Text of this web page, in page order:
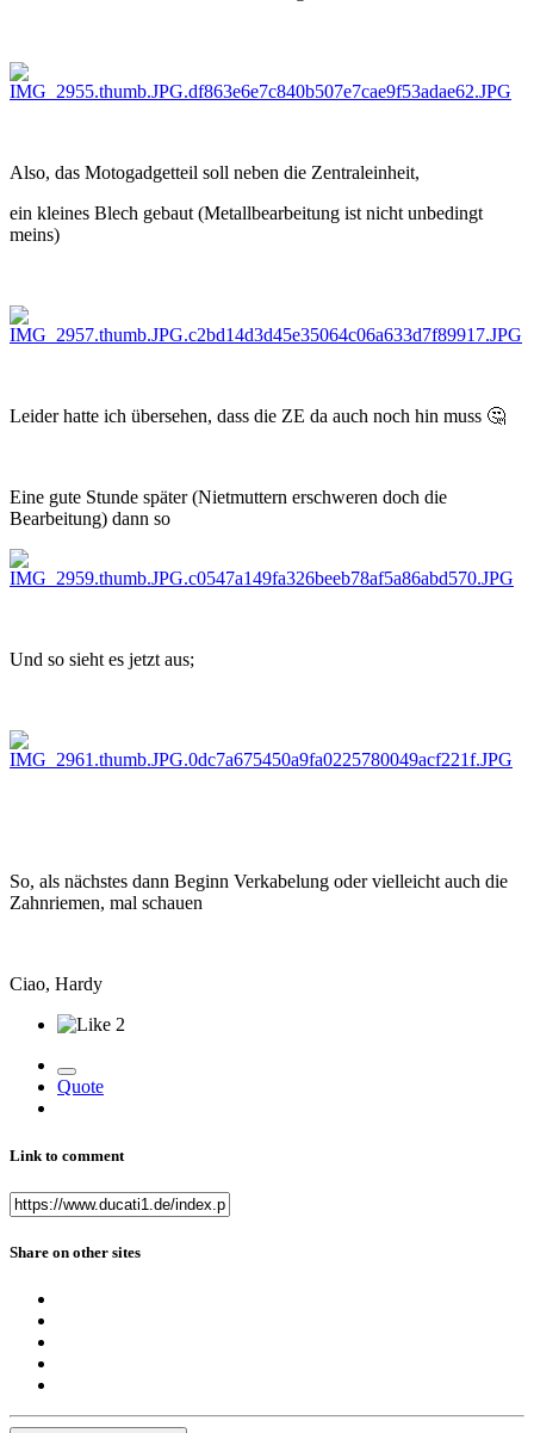
Also, das Motogadgetteil soll neben die Zentraleinheit,
ein kleines Blech gebaut (Metallbearbeitung ist nicht unbedingt
meins)
Leider hatte ich übersehen, dass die ZE da auch noch hin muss 🤔
Eine gute Stunde später (Nietmuttern erschweren doch die
Bearbeitung) dann so
Und so sieht es jetzt aus;
So, als nächstes dann Beginn Verkabelung oder vielleicht auch die
Zahnriemen, mal schauen
Ciao, Hardy
2
Quote
Link to comment
Share on other sites